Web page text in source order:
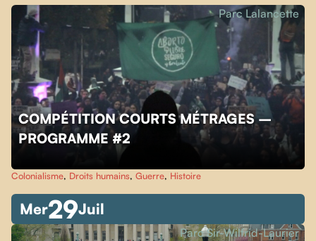
COMPÉTITION COURTS MÉTRAGES –
PROGRAMME #2
Parc Lalancette
Colonialisme, Droits humains, Guerre, Histoire
Mer29Juil
Parc Sir-Wilfrid-Laurier